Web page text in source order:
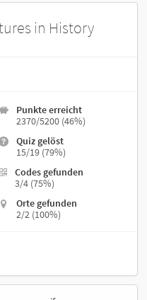
in History
Punkte erreicht
2370/5200 (46%)
Quiz gelöst
15/19 (79%)
Codes gefunden
3/4 (75%)
Orte gefunden
2/2 (100%)